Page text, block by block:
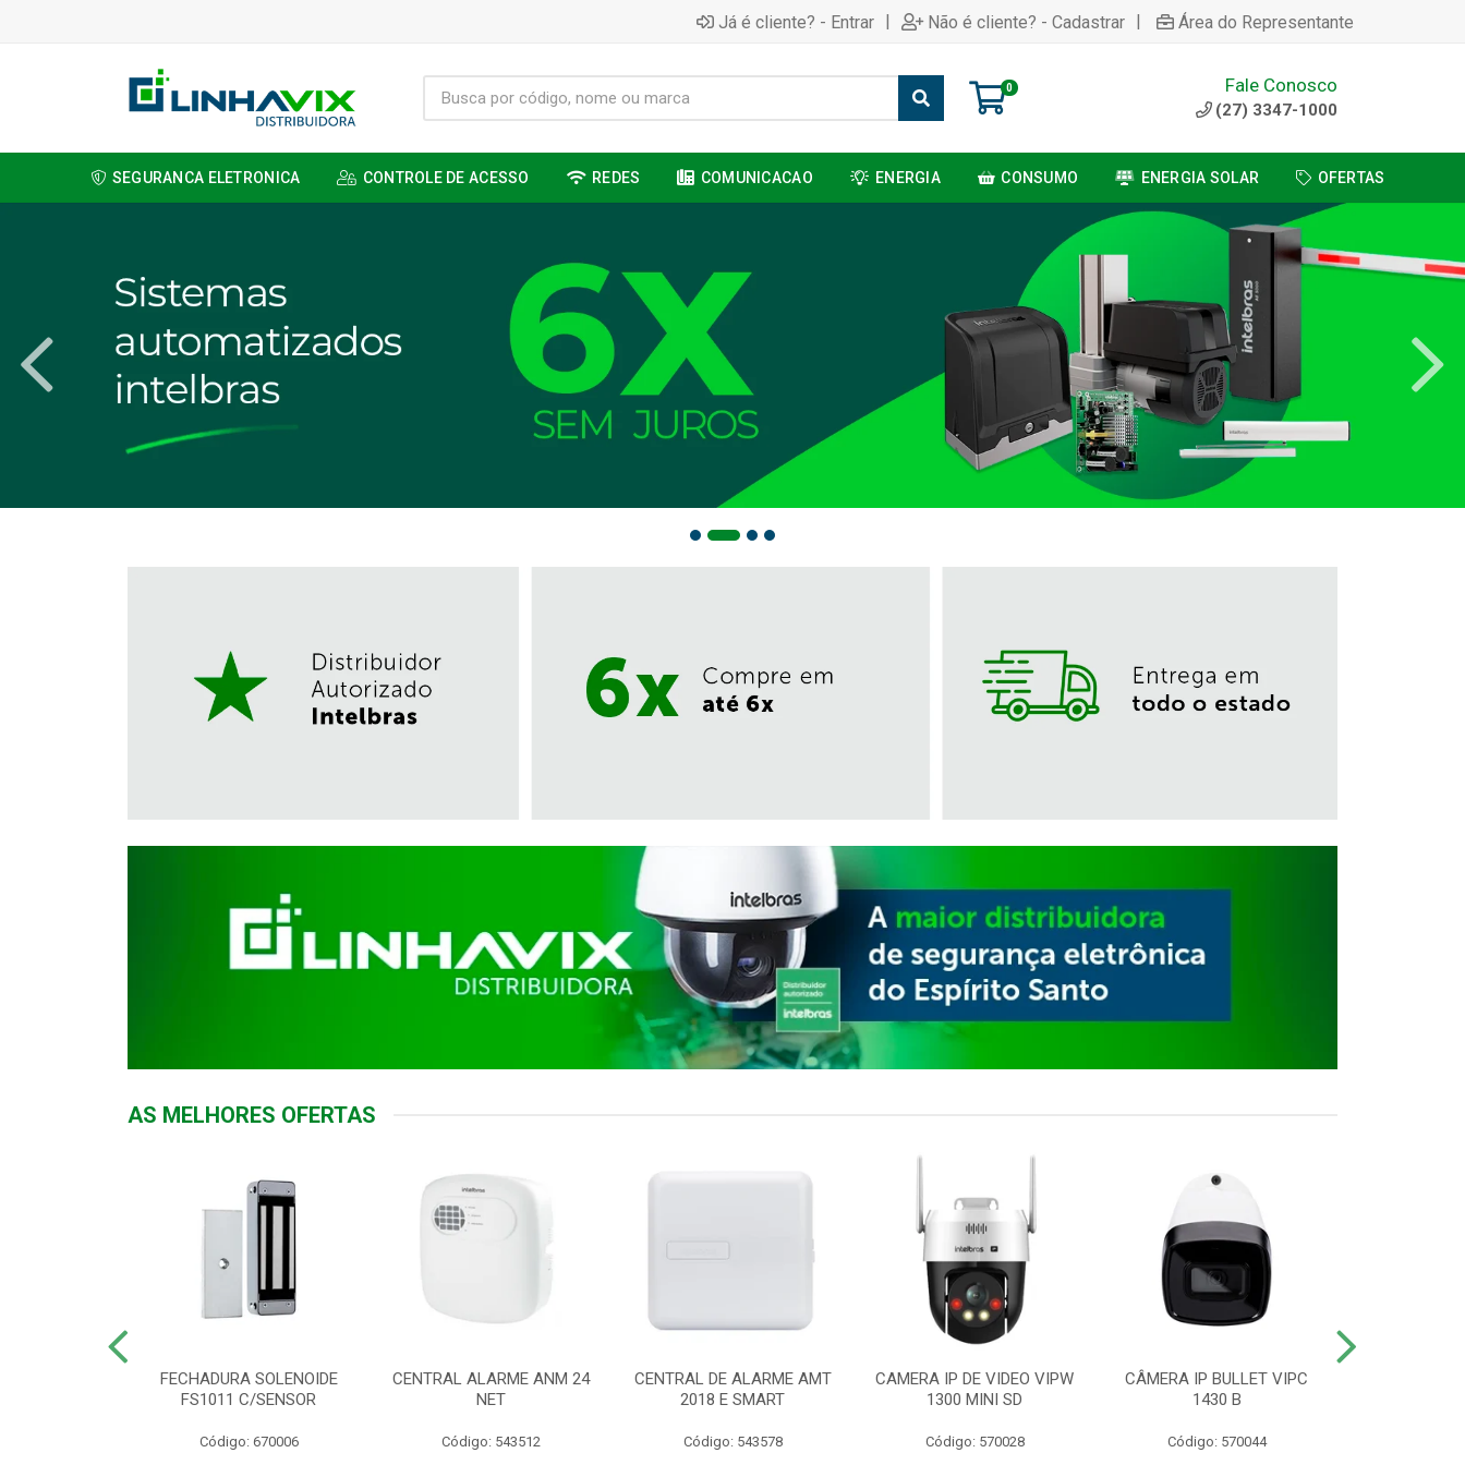
Já é cliente? - Entrar | Não é cliente? - Cadastrar | Área do Representante
0 Fale Conosco
(27) 3347-1000
SEGURANCA ELETRONICA CONTROLE DE ACESSO REDES COMUNICACAO ENERGIA CONSUMO ENERGIA SOLAR OFERTAS
AS MELHORES OFERTAS
FECHADURA SOLENOIDE
FS1011 C/SENSOR
Código: 670006
CENTRAL ALARME ANM 24
NET
Código: 543512
CENTRAL DE ALARME AMT
2018 E SMART
Código: 543578
CAMERA IP DE VIDEO VIPW
1300 MINI SD
Código: 570028
CÂMERA IP BULLET VIPC
1430 B
Código: 570044